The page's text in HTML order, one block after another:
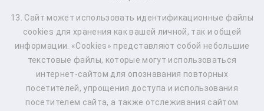
13. Сайт может использовать идентификационные файлы
cookies для хранения как вашей личной, так и общей
информации. «Cookies» представляют собой небольшие
текстовые файлы, которые могут использоваться
интернет-сайтом для опознавания повторных
посетителей, упрощения доступа и использования
посетителем сайта, а также отслеживания сайтом